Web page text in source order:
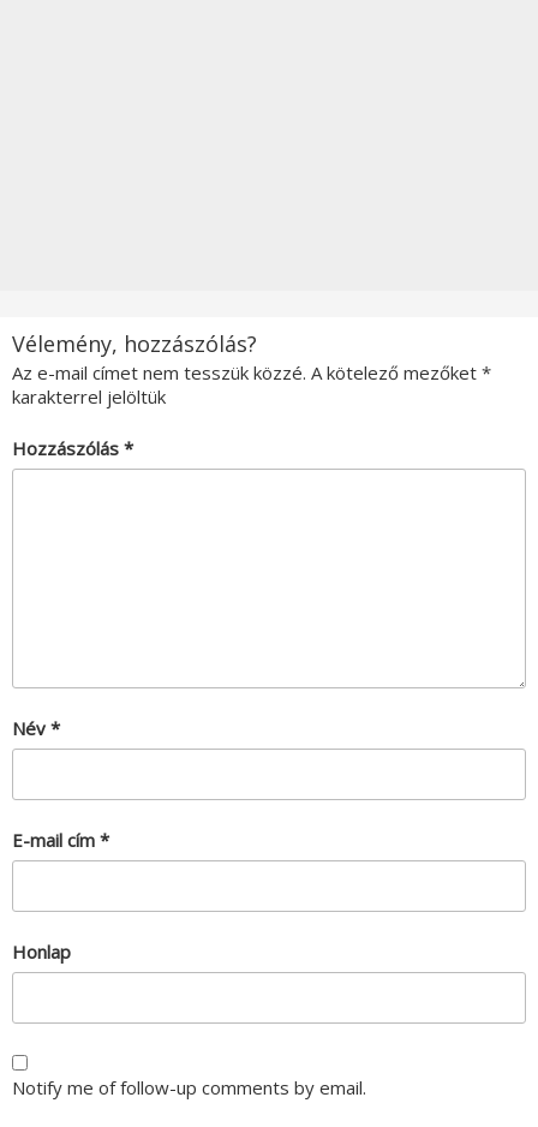
Vélemény, hozzászólás?
Az e-mail címet nem tesszük közzé. A kötelező mezőket *
karakterrel jelöltük
Hozzászólás *
Név *
E-mail cím *
Honlap
Notify me of follow-up comments by email.